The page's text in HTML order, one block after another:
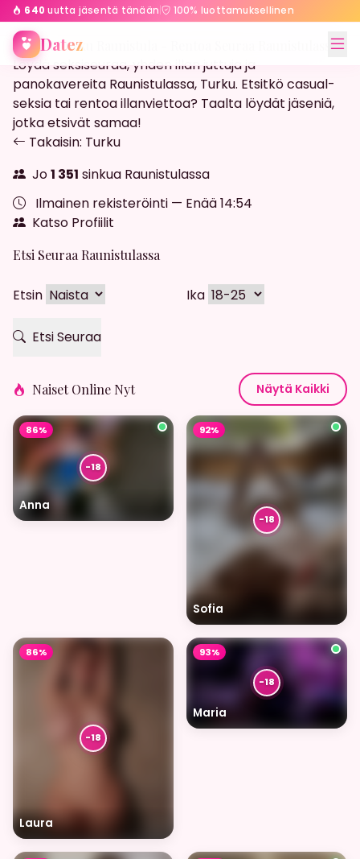
640 uutta jäsentä tänään | 100% luottamuksellinen
Datez
EtusivuTurkuRaunistula
Streffit Turku Raunistula - Rentoa Seuraa Raunistulassa
Löydä seksiseuraa, yhden illan juttuja ja
panokavereita Raunistulassa, Turku. Etsitkö casual-
seksia tai rentoa illanviettoa? Taalta löydät jäseniä,
jotka etsivät samaa!
Takaisin: Turku
Jo1 351 sinkua Raunistulassa
Ilmainen rekisteröinti — Enää14:52
Katso Profiilit
Etsi Seuraa Raunistulassa
Etsin Ika
Etsi Seuraa
Naiset Online Nyt Näytä Kaikki
Anna
86%
Sofia
92%
Laura
86%
Maria
93%